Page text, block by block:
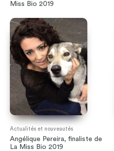
Miss Bio 2019
Actualités et nouveautés
Angélique Pereira, finaliste de
La Miss Bio 2019